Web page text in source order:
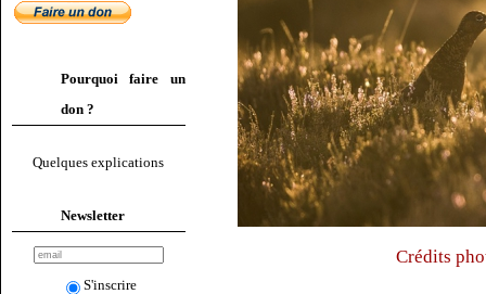
Pourquoi faire un
don ?
Quelques explications
Newsletter
S'inscrire
Crédits